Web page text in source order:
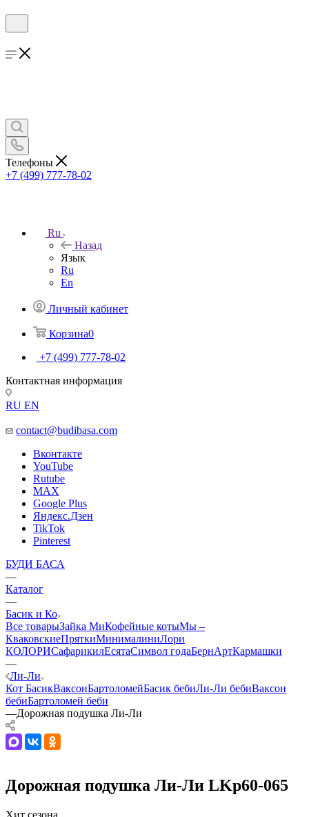
Телефоны
+7 (499) 777-78-02
Ru
Назад
Язык
Ru
En
Личный кабинет
Корзина0
+7 (499) 777-78-02
Контактная информация
RU EN
contact@budibasa.com
Вконтакте
YouTube
Rutube
MAX
Google Plus
Яндекс.Дзен
TikTok
Pinterest
БУДИ БАСА
—
Каталог
—
Басик и Ко
Все товарыЗайка МиКофейные котыМы –
КваковскиеПряткиМинималиниЛори
КОЛОРИСафарикилЕсятаСимвол годаБернАртКармашки
—
Ли-Ли
Кот БасикВаксонБартоломейБасик бебиЛи-Ли бебиВаксон
бебиБартоломей беби
—Дорожная подушка Ли‑Ли
Дорожная подушка Ли-Ли LKp60-065
Хит сезона